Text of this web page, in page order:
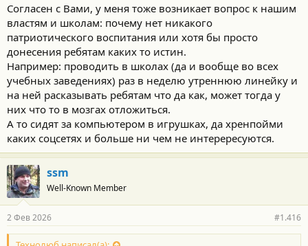
Режиссёр Андрей Медведев.
Показывают без прикрас, как их задерживают дома, как
родители на них смотрят.
У меня бы сердце разорвалось если бы мне сказали что мой
сын сейчас поедет в тюрьму.
Посмотрите, покажите молодежи.
Согласен с Вами, у меня тоже возникает вопрос к нашим
властям и школам: почему нет никакого
патриотического воспитания или хотя бы просто
донесения ребятам каких то истин.
Например: проводить в школах (да и вообще во всех
учебных заведениях) раз в неделю утреннюю линейку и
на ней расказывать ребятам что да как, может тогда у
них что то в мозгах отложиться.
А то сидят за компьютером в игрушках, да хренпойми
каких соцсетях и больше ни чем не интерересуются.
ssm
Well-Known Member
2 Фев 2026 #1.416